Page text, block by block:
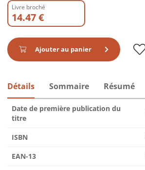
Livre broché
14.47 €
Ajouter au panier
Détails Sommaire Résumé
Date de première publication du
titre
ISBN
EAN-13